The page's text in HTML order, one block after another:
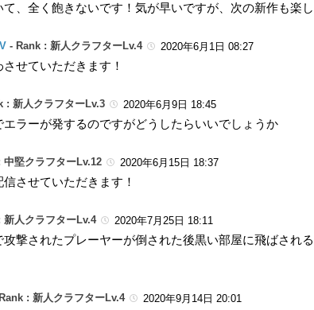
、全く飽きないです！気が早いですが、次の新作も楽
- Rank : 新人クラフターLv.4 2020年6月1日 08:27
せていただきます！
: 新人クラフターLv.3 2020年6月9日 18:45
ラーが発するのですがどうしたらいいでしょうか
中堅クラフターLv.12 2020年6月15日 18:37
させていただきます！
新人クラフターLv.4 2020年7月25日 18:11
攻撃されたプレーヤーが倒された後黒い部屋に飛ばされ
: 新人クラフターLv.4 2020年9月14日 20:01